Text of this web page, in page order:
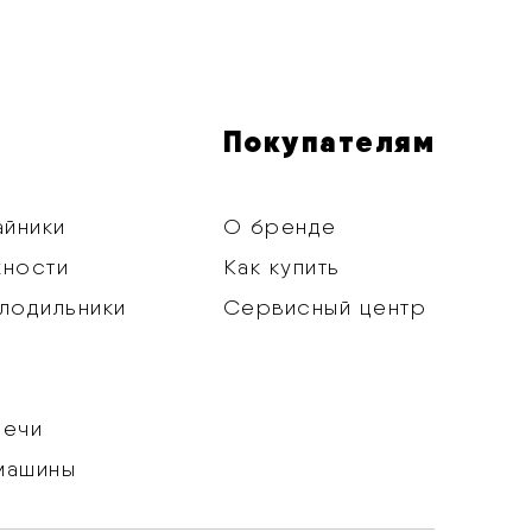
Покупателям
О бренде
Как купить
Сервисный центр